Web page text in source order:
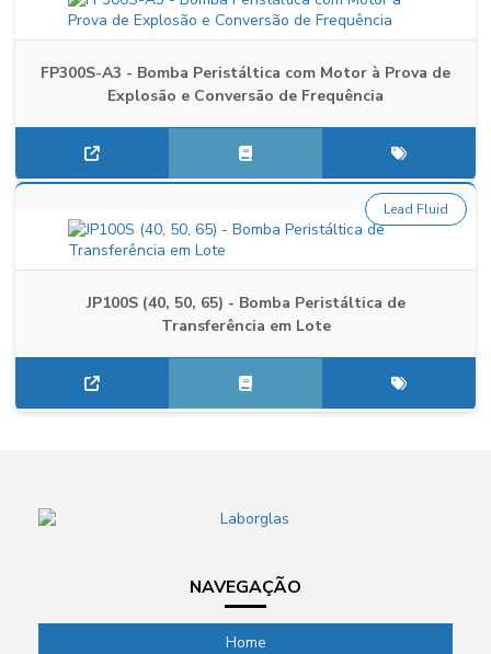
FP300S-A3 - Bomba Peristáltica com Motor à Prova de
Explosão e Conversão de Frequência
JP100S (40, 50, 65) - Bomba Peristáltica de
Transferência em Lote
Lead Fluid
NAVEGAÇÃO
Home